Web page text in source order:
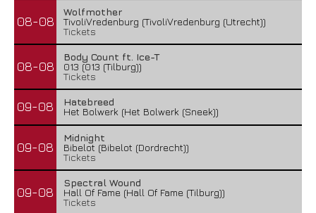
08-08
Wolfmother
TivoliVredenburg (TivoliVredenburg (Utrecht))
Tickets
08-08
Body Count ft. Ice-T
013 (013 (Tilburg))
Tickets
09-08
Hatebreed
Het Bolwerk (Het Bolwerk (Sneek))
09-08
Midnight
Bibelot (Bibelot (Dordrecht))
Tickets
09-08
Spectral Wound
Hall Of Fame (Hall Of Fame (Tilburg))
Tickets